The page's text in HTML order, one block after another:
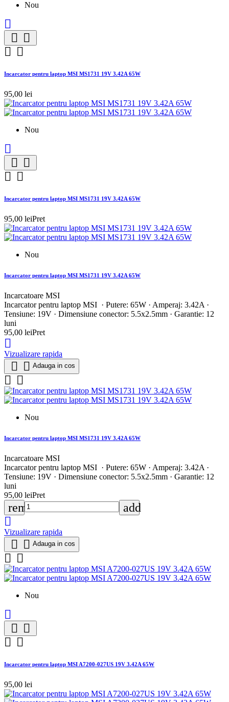
Nou





Incarcator pentru laptop MSI MS1731 19V 3.42A 65W
95,00 lei
Nou

 
 
Incarcator pentru laptop MSI MS1731 19V 3.42A 65W
95,00 leiPret
Nou
Incarcator pentru laptop MSI MS1731 19V 3.42A 65W
Incarcatoare MSI
Incarcator pentru laptop MSI · Putere: 65W · Amperaj: 3.42A ·
Tensiune: 19V · Dimensiune conector: 5.5x2.5mm · Garantie: 12
luni
95,00 leiPret

Vizualizare rapida
  Adauga in cos
 
Nou
Incarcator pentru laptop MSI MS1731 19V 3.42A 65W
Incarcatoare MSI
Incarcator pentru laptop MSI · Putere: 65W · Amperaj: 3.42A ·
Tensiune: 19V · Dimensiune conector: 5.5x2.5mm · Garantie: 12
luni
95,00 leiPret
remove
add

Vizualizare rapida
  Adauga in cos
 
Nou

 
 
Incarcator pentru laptop MSI A7200-027US 19V 3.42A 65W
95,00 lei